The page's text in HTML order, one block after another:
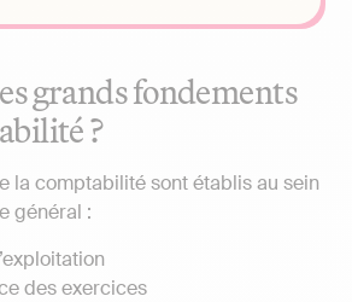
grands fondements
?
la comptabilité sont établis au sein
général :
des exercices